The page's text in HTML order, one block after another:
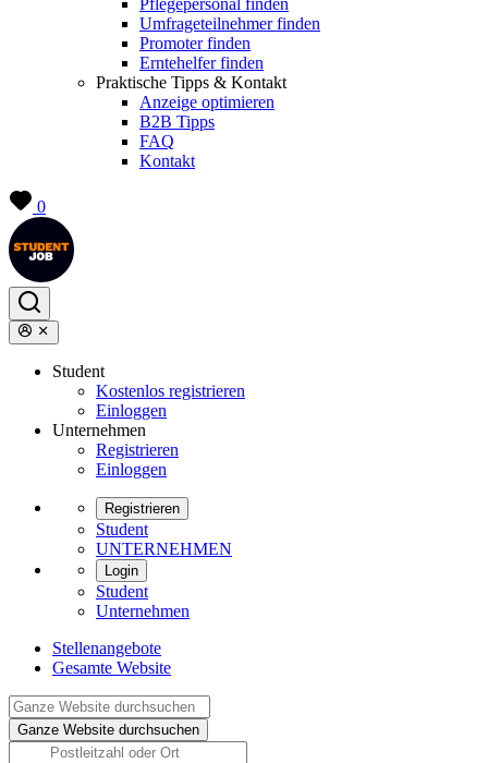
Pflegepersonal finden
Umfrageteilnehmer finden
Promoter finden
Erntehelfer finden
Praktische Tipps & Kontakt
Anzeige optimieren
B2B Tipps
FAQ
Kontakt
0
Student
Kostenlos registrieren
Einloggen
Unternehmen
Registrieren
Einloggen
Registrieren
Student
UNTERNEHMEN
Login
Student
Unternehmen
Stellenangebote
Gesamte Website